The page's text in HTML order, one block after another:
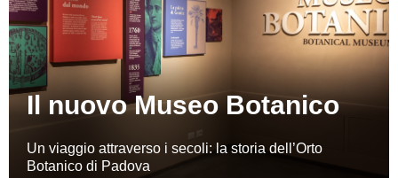
Il nuovo Museo Botanico
Un viaggio attraverso i secoli: la storia dell’Orto
Botanico di Padova